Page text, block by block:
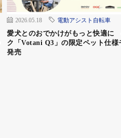
2026.05.18 電動アシスト自転車
愛犬とのおでかけがもっと快適に
ク「Votani Q3」の限定ペット仕様
発売